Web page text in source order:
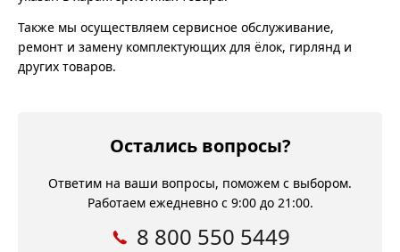
Также мы осуществляем сервисное обслуживание,
ремонт и замену комплектующих для ёлок, гирлянд и
других товаров.
Остались вопросы?
Ответим на ваши вопросы, поможем с выбором.
Работаем ежедневно с 9:00 до 21:00.
8 800 550 5449